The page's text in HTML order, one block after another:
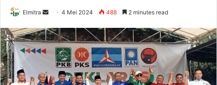
Elmitra
Send
email
4 Mei 2024 488 2 minutes read